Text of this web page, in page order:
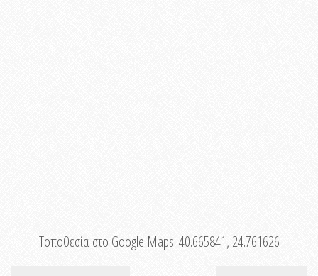
Τοποθεσία στο Google Maps:40.665841, 24.761626